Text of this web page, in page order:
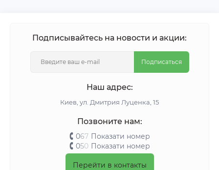
Подписывайтесь на новости и акции:
Подписаться
Наш адрес:
Киeв, ул. Дмитрия Луценка, 15
Позвоните нам:
067 Показати номер
050 Показати номер
Перейти в контакты